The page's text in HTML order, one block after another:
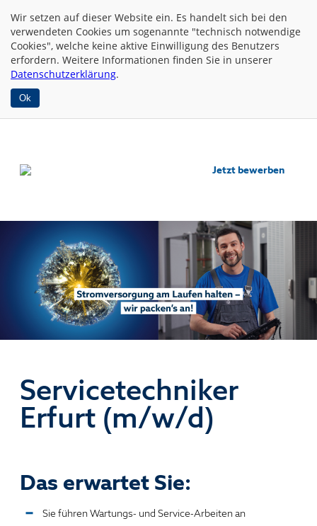
Wir setzen auf dieser Website ein. Es handelt sich bei den
verwendeten Cookies um sogenannte "technisch notwendige
Cookies", welche keine aktive Einwilligung des Benutzers
erfordern. Weitere Informationen finden Sie in unserer
Datenschutzerklärung.
Ok
Jetzt bewerben
Servicetechniker
Erfurt (m/w/d)
Das erwartet Sie:
Sie führen Wartungs- und Service-Arbeiten an